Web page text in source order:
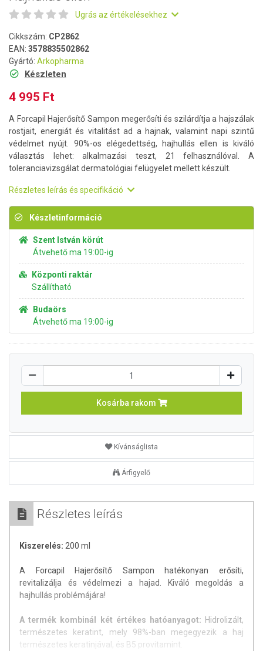
Ugrás az értékelésekhez
Cikkszám: CP2862
EAN: 3578835502862
Gyártó: Arkopharma
Készleten
4 995 Ft
A Forcapil Hajerősítő Sampon megerősíti és szilárdítja a hajszálak
rostjait, energiát és vitalitást ad a hajnak, valamint napi szintű
védelmet nyújt. 90%-os elégedettség, hajhullás ellen is kiváló
választás lehet: alkalmazási teszt, 21 felhasználóval. A
toleranciavizsgálat dermatológiai felügyelet mellett készült.
Részletes leírás és specifikáció
Készletinformáció
Szent István körút
Átvehető ma 19:00-ig
Központi raktár
Szállítható
Budaörs
Átvehető ma 19:00-ig
Kosárba rakom
Kívánságlista
Árfigyelő
Részletes leírás
Kiszerelés: 200 ml
A Forcapil Hajerősítő Sampon hatékonyan erősíti,
revitalizálja és védelmezi a hajad. Kiváló megoldás a
hajhullás problémájára!
A termék kombinál két értékes hatóanyagot: Hidrolizált,
természetes keratint, mely 98%-ban megegyezik a haj
természetes keratinjával, és B5 provitamint.